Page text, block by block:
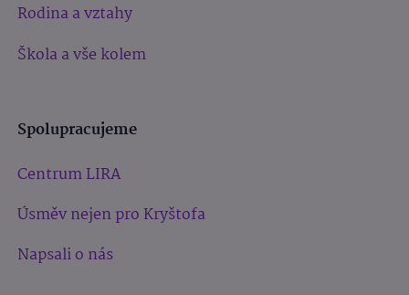
Rodina a vztahy
Škola a vše kolem
Spolupracujeme
Centrum LIRA
Úsměv nejen pro Kryštofa
Napsali o nás